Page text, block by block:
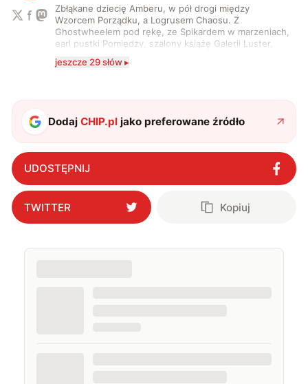
Zbłąkane dziecię Amberu, w pół drogi między
Wzorcem Porządku, a Logrusem Chaosu. Z
Ghostwheelem pod rękę, ze Spikardem w marzeniach,
earl pustki Pomiędzy, szalony książę Galerii Luster,
serio? Pisaniem o szeroko pojętej technice o zajmuję
i gram w gry :)
jeszcze 29 słów ▸
DodajCHIP.pl jako preferowane źródło
UDOSTĘPNIJ
TWITTER Kopiuj